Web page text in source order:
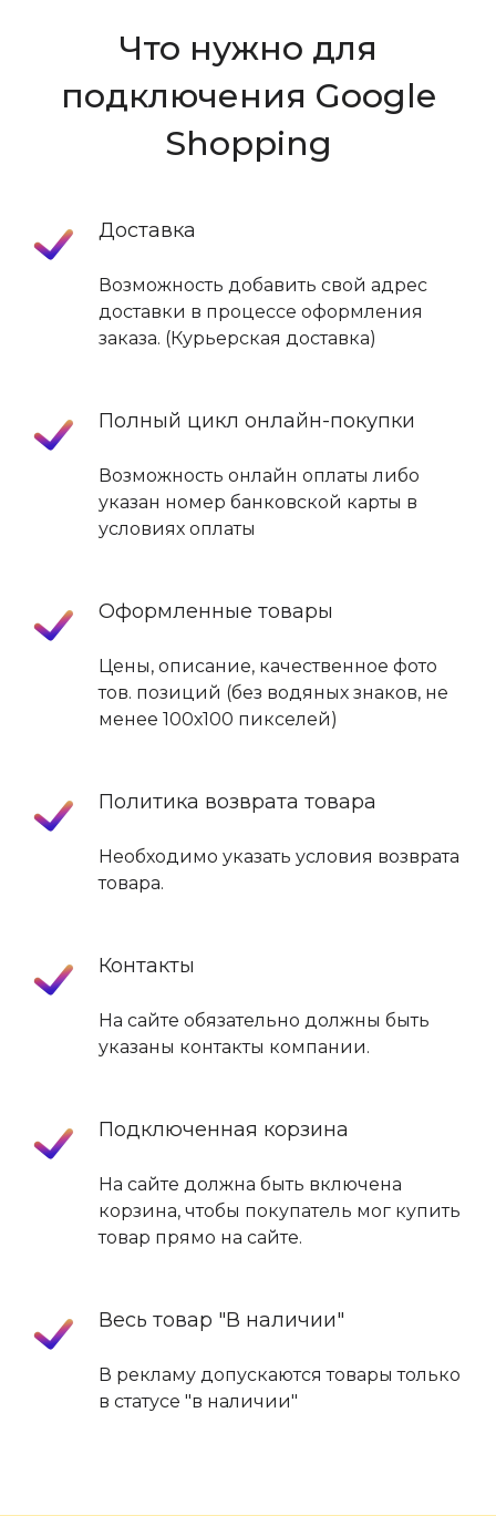
Что нужно для
подключения Google
Shopping
Доставка
Возможность добавить свой адрес
доставки в процессе оформления
заказа. (Курьерская доставка)
Полный цикл онлайн-покупки
Возможность онлайн оплаты либо
указан номер банковской карты в
условиях оплаты
Оформленные товары
Цены, описание, качественное фото
тов. позиций (без водяных знаков, не
менее 100х100 пикселей)
Политика возврата товара
Необходимо указать условия возврата
товара.
Контакты
На сайте обязательно должны быть
указаны контакты компании.
Подключенная корзина
На сайте должна быть включена
корзина, чтобы покупатель мог купить
товар прямо на сайте.
Весь товар "В наличии"
В рекламу допускаются товары только
в статусе "в наличии"